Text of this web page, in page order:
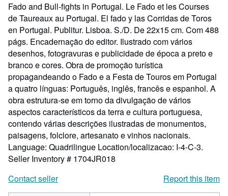
Fado and Bull-fights in Portugal. Le Fado et les Courses
de Taureaux au Portugal. El fado y las Corridas de Toros
en Portugal. Publitur. Lisboa. S./D. De 22x15 cm. Com 488
págs. Encadernação do editor. Ilustrado com vários
desenhos, fotogravuras e publicidade de época a preto e
branco e cores. Obra de promoção turística
propagandeando o Fado e a Festa de Touros em Portugal
a quatro línguas: Português, inglês, francês e espanhol. A
obra estrutura-se em torno da divulgação de vários
aspectos característicos da terra e cultura portuguesa,
contendo várias descrições ilustradas de monumentos,
paisagens, folclore, artesanato e vinhos nacionais.
Language: Quadrilingue Location/localizacao: I-4-C-3.
Seller Inventory # 1704JR018
Contact seller
Report this item